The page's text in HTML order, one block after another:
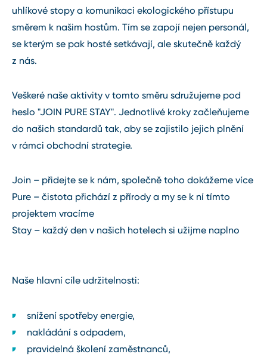
uhlíkové stopy a komunikaci ekologického přístupu
směrem k našim hostům. Tím se zapojí nejen personál,
se kterým se pak hosté setkávají, ale skutečně každý
z nás.
Veškeré naše aktivity v tomto směru sdružujeme pod
heslo "JOIN PURE STAY". Jednotlivé kroky začleňujeme
do našich standardů tak, aby se zajistilo jejich plnění
v rámci obchodní strategie.
Join – přidejte se k nám, společně toho dokážeme více
Pure – čistota přichází z přírody a my se k ní tímto
projektem vracíme
Stay – každý den v našich hotelech si užijme naplno
Naše hlavní cíle udržitelnosti:
snížení spotřeby energie,
nakládání s odpadem,
pravidelná školení zaměstnanců,